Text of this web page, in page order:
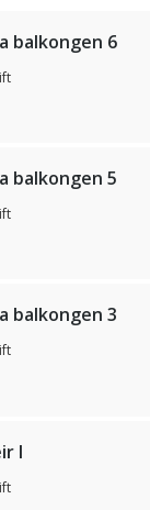
balkongen 6
balkongen 5
balkongen 3
I